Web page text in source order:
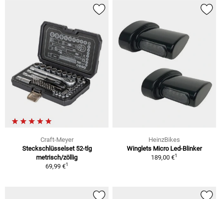
Craft-Meyer
Steckschlüsselset 52-tlg
metrisch/zöllig
69,99 €1
HeinzBikes
Winglets Micro Led-Blinker
189,00 €1